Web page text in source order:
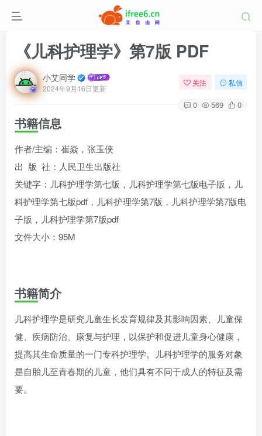
《儿科护理学》第7版 PDF
小艾同学
2024年9月16日更新
关注 私信
0 569 0
书籍信息
作者/主编：崔焱，张玉侠
出 版 社：人民卫生出版社
关键字：儿科护理学第七版，儿科护理学第七版电子版，儿
科护理学第七版pdf，儿科护理学第7版，儿科护理学第7版电
子版，儿科护理学第7版pdf
文件大小：95M
书籍简介
儿科护理学是研究儿童生长发育规律及其影响因素、儿童保
健、疾病防治、康复与护理，以保护和促进儿童身心健康，
提高其生命质量的一门专科护理学。儿科护理学的服务对象
是自胎儿至青春期的儿童，他们具有不同于成人的特征及需
要。